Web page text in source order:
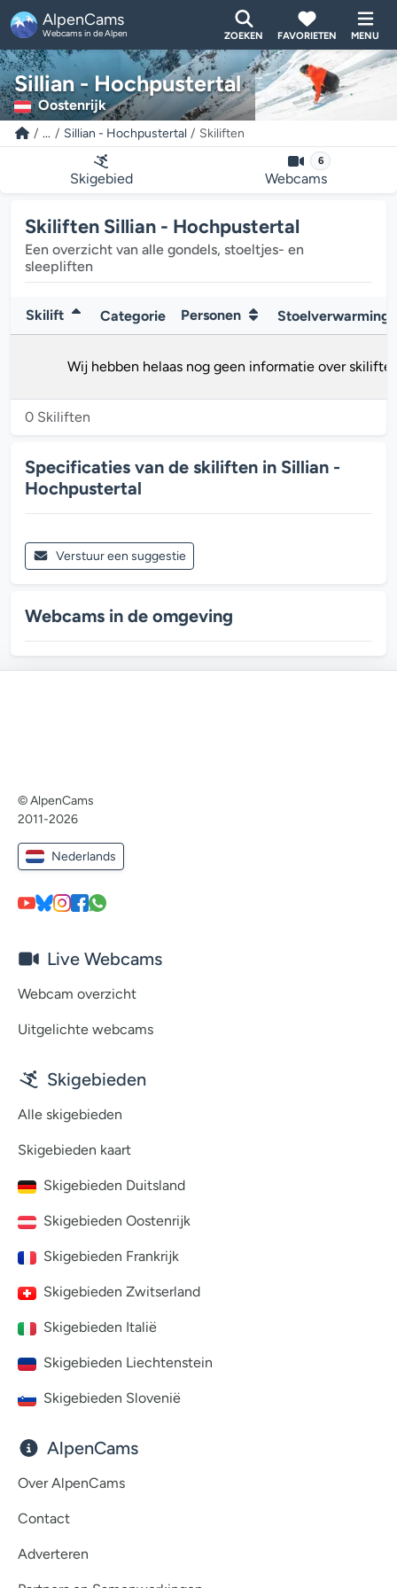
AlpenCams
Webcams in de Alpen ZOEKEN FAVORIETEN MENU
Sillian - Hochpustertal
Oostenrijk
... Sillian - Hochpustertal Skiliften
Skigebied
6
Webcams
Skiliften Sillian - Hochpustertal
Een overzicht van alle gondels, stoeltjes- en
sleepliften
0 Skiliften
Skilift Categorie Personen Stoelverwarming
Wij hebben helaas nog geen informatie over
Specificaties van de skiliften in Sillian -
Hochpustertal
Verstuur een suggestie
Webcams in de omgeving
© AlpenCams
2011-2026
Nederlands
Live Webcams
Webcam overzicht
Uitgelichte webcams
Skigebieden
Alle skigebieden
Skigebieden kaart
Skigebieden Duitsland
Skigebieden Oostenrijk
Skigebieden Frankrijk
Skigebieden Zwitserland
Skigebieden Italië
Skigebieden Liechtenstein
Skigebieden Slovenië
AlpenCams
Over AlpenCams
Contact
Adverteren